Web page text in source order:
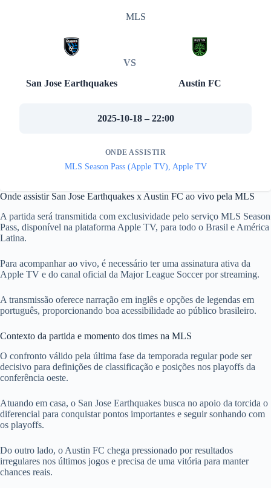
MLS
San Jose Earthquakes
VS
Austin FC
2025-10-18 – 22:00
ONDE ASSISTIR
MLS Season Pass (Apple TV), Apple TV
Onde assistir San Jose Earthquakes x Austin FC ao vivo pela MLS
A partida será transmitida com exclusividade pelo serviço MLS Season
Pass, disponível na plataforma Apple TV, para todo o Brasil e América
Latina.
Para acompanhar ao vivo, é necessário ter uma assinatura ativa da
Apple TV e do canal oficial da Major League Soccer por streaming.
A transmissão oferece narração em inglês e opções de legendas em
português, proporcionando boa acessibilidade ao público brasileiro.
Contexto da partida e momento dos times na MLS
O confronto válido pela última fase da temporada regular pode ser
decisivo para definições de classificação e posições nos playoffs da
conferência oeste.
Atuando em casa, o San Jose Earthquakes busca no apoio da torcida o
diferencial para conquistar pontos importantes e seguir sonhando com
os playoffs.
Do outro lado, o Austin FC chega pressionado por resultados
irregulares nos últimos jogos e precisa de uma vitória para manter
chances reais.